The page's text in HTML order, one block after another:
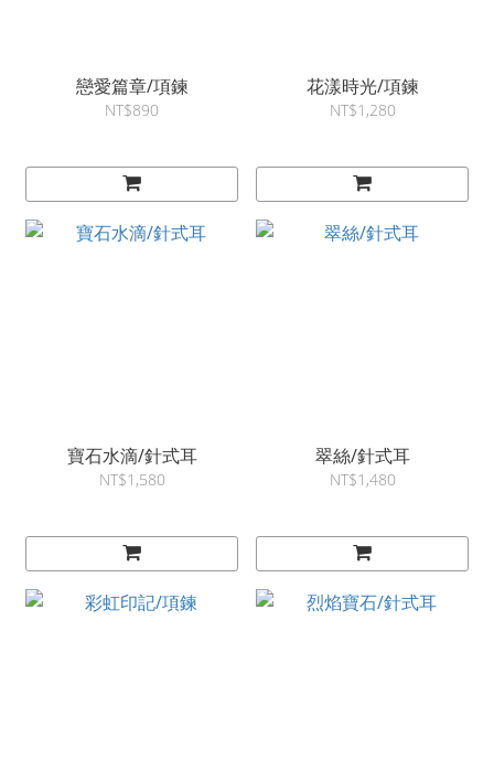
戀愛篇章/項鍊
NT$890
花漾時光/項鍊
NT$1,280
寶石水滴/針式耳
NT$1,580
翠絲/針式耳
NT$1,480